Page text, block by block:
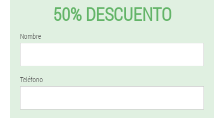
50% DESCUENTO
Nombre
Teléfono